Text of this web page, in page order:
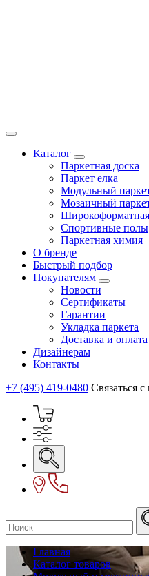
Каталог
Паркетная доска
Паркет елка
Модульный
Мозаичный
Широкоформатная
Спортивные полы
Паркетная химия
О бренде
Быстрый подбор
Покупателям
Новости
Сертификаты
Гарантии
Укладка паркета
Доставка и оплата
Дизайнерам
Контакты
+7 (495) 419-0480 Связаться
Главная
Каталог товаров